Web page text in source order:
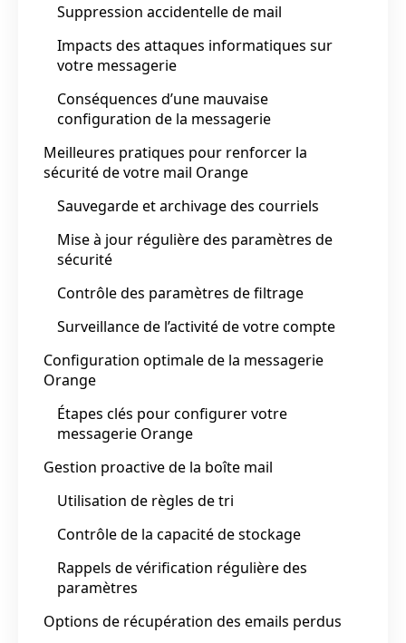
Suppression accidentelle de mail
Impacts des attaques informatiques sur
votre messagerie
Conséquences d’une mauvaise
configuration de la messagerie
Meilleures pratiques pour renforcer la
sécurité de votre mail Orange
Sauvegarde et archivage des courriels
Mise à jour régulière des paramètres de
sécurité
Contrôle des paramètres de filtrage
Surveillance de l’activité de votre compte
Configuration optimale de la messagerie
Orange
Étapes clés pour configurer votre
messagerie Orange
Gestion proactive de la boîte mail
Utilisation de règles de tri
Contrôle de la capacité de stockage
Rappels de vérification régulière des
paramètres
Options de récupération des emails perdus